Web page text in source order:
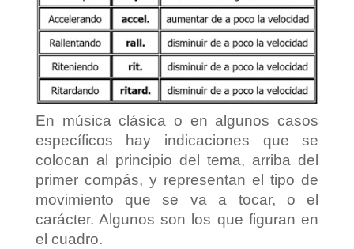
En música clásica o en algunos casos
específicos hay indicaciones que se
colocan al principio del tema, arriba del
primer compás, y representan el tipo de
movimiento que se va a tocar, o el
carácter. Algunos son los que figuran en
el cuadro.